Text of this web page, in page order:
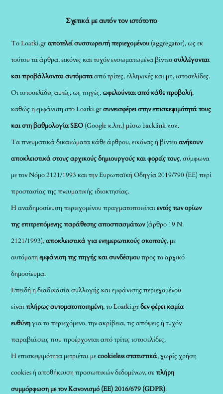
Σχετικά με αυτόν τον ιστότοπο
Το Loatki.grαποτελεί συσσωρευτή περιεχομένου (aggregator), ως εκ
τούτου τα άρθρα, εικόνες και τυχόν ενσωματωμένα βίντεοσυλλέγονται
και προβάλλονται αυτόματααπό τρίτες, ελληνικές και μη, ιστοσελίδες.
Οι ιστοσελίδες αυτές, ως πηγές,ωφελούνται από κάθε προβολή,
καθώς η εμφάνιση στο Loatki.grσυνεισφέρει στην επισκεψιμότητά τους
και στη βαθμολογία SEO (Google κ.λπ.) μέσω backlink κοκ.
Τα πνευματικά δικαιώματα κάθε άρθρου, εικόνας ή βίντεοανήκουν
αποκλειστικά στους αρχικούς δημιουργούς και φορείς τους, σύμφωνα
με τον Νόμο 2121/1993 και την Ευρωπαϊκή Οδηγία 2019/790 (ΕΕ) περί
προστασίας της πνευματικής ιδιοκτησίας.
Η αναδημοσίευση περιεχομένου πραγματοποιείταιεντός των ορίων
της επιτρεπόμενης παράθεσης αποσπασμάτων(άρθρο 19 Ν.
2121/1993),αποκλειστικά για ενημερωτικούς σκοπούς, με
αυτόματηεμφάνιση της πηγής και συνδέσμουπρος το αρχικό
δημοσίευμα.
Επειδή η διαδικασία συλλογής και εμφάνισης περιεχομένου
είναιπλήρως αυτοματοποιημένη, το Loatki.grδεν φέρει καμία
ευθύνηγια το περιεχόμενο, την ακρίβεια, τις απόψεις ή τυχόν
παραβιάσεις που προέρχονται από τρίτες ιστοσελίδες.
Η επισκεψιμότητα μετριέται μεcookieless στατιστικά, χωρίς χρήση
cookies ή αποθήκευση προσωπικών δεδομένων, σεπλήρη
συμμόρφωση με τον Κανονισμό (ΕΕ) 2016/679 (GDPR).